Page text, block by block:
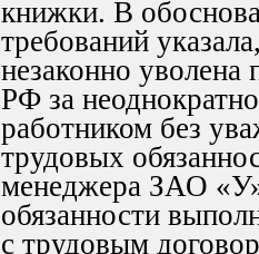
книжки. В
требований
незаконно
РФ за
работником без
трудовых
менеджера ЗАО
обязанности
с трудовым